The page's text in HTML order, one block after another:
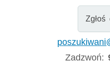
Zgłoś
Zadzwoń: